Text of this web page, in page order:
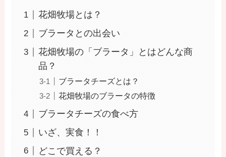
花畑牧場とは？
ブラータとの出会い
花畑牧場の「ブラータ」とはどんな商
品？
ブラータチーズとは？
花畑牧場のブラータの特徴
ブラータチーズの食べ方
いざ、実食！！
どこで買える？